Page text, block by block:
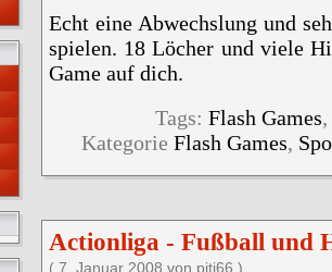
Echt eine Abwechslung und
spielen. 18 Löcher und viele
Game auf dich.
Tags: Flash Games,
Kategorie Flash Games,
Actionliga - Fußball und
( 7. Januar 2008 von piti66 )